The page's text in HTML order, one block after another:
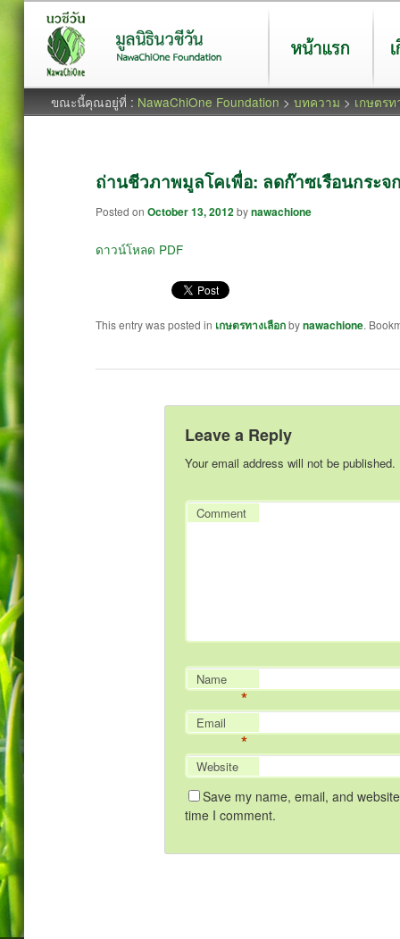
หน้าแรก เกี่ยว
ขณะนี้คุณอยู่ที่ : NawaChiOne Foundation >บทความ > เกษตรท
ถ่านชีวภาพมูลโคเพื่อ: ลดก๊าซเรือนกระ
Posted onOctober 13, 2012bynawachione
ดาวน์โหลด PDF
This entry was posted in เกษตรทางเลือกbynawachione.
Leave a Reply
Your email address will not be published.
Comment
Name
*
Email
*
Website
Save my name, email, and
time I comment.